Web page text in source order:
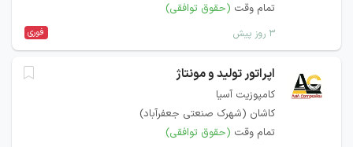
تمام وقت (حقوق توافقی)
۳ روز پیش فوری
اپراتور تولید و مونتاژ
کامپوزیت آسیا
کاشان (شهرک صنعتی جعفرآباد)
تمام وقت (حقوق توافقی)